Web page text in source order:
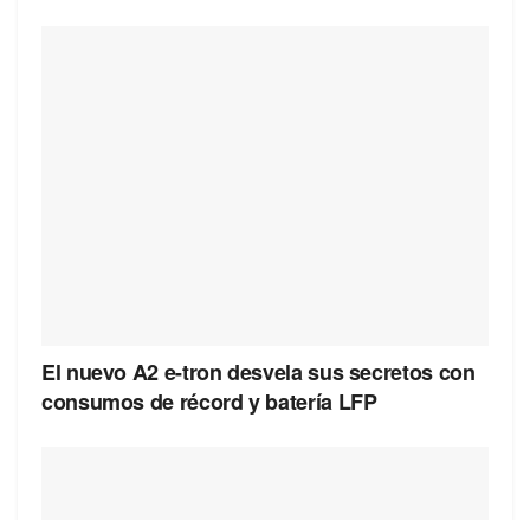
El nuevo A2 e-tron desvela sus secretos con
consumos de récord y batería LFP